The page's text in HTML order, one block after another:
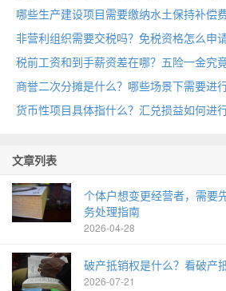
税前工资和到手薪资差在哪？五险一金究
商誉二次分摊是什么？哪些场景下需要进
货币性项目具体指什么？汇兑损益如何进
文章列表
个体户想变更经营者，需要
务处理指南
2026-04-28
破产抵销权是什么？看破产
2026-07-21